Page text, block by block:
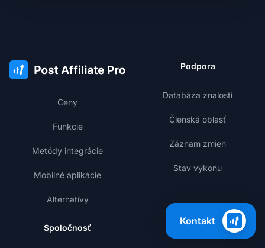
Ceny
Funkcie
Metódy integrácie
Mobilné aplikácie
Alternatívy
Podpora
Databáza znalostí
Členská oblasť
Záznam zmien
Stav výkonu
Spoločnosť Vzdelávanie
Kontakt